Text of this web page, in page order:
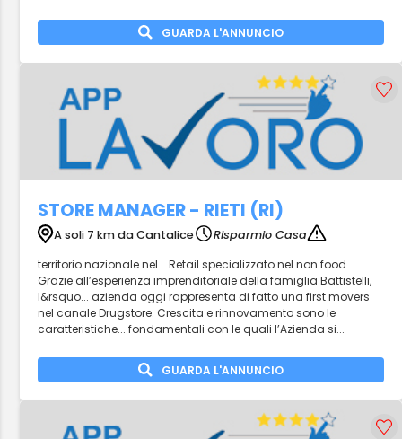
GUARDA L'ANNUNCIO
STORE MANAGER - RIETI (RI)
A soli 7 km da Cantalice
Risparmio Casa
territorio nazionale nel... Retail specializzato nel non food.
Grazie all’esperienza imprenditoriale della famiglia Battistelli,
l&rsquo... azienda oggi rappresenta di fatto una first movers
nel canale Drugstore. Crescita e rinnovamento sono le
caratteristiche... fondamentali con le quali l’Azienda si...
GUARDA L'ANNUNCIO